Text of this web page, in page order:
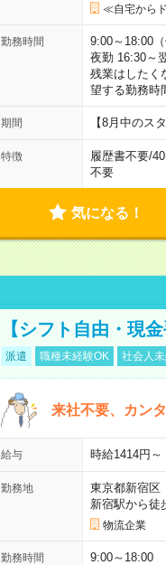
≪自宅から
勤務時間
9:00～18:00
夜勤 16:30～
残業はしたく
望する勤務時
期間 【8月中のス
特徴 履歴書不要/
不要
気になる！
【シフト自由・現
派遣 職種未経験OK 社会人
来社不要、カン
給与 時給1414円
勤務地
東京都新宿区
新宿駅から徒
物流企業
勤務時間 9:00～18:00